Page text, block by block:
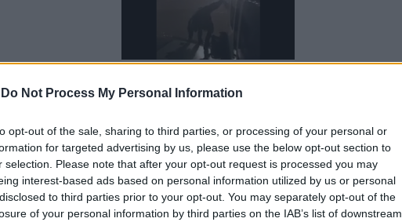
Do Not Process My Personal Information
opt-out of the sale, sharing to third parties, or processing of your personal or
for targeted advertising by us, please use the below opt-out section to
selection. Please note that after your opt-out request is processed you may
interest-based ads based on personal information utilized by us or personal
to third parties prior to your opt-out. You may separately opt-out of the
of your personal information by third parties on the IAB’s list of downstream